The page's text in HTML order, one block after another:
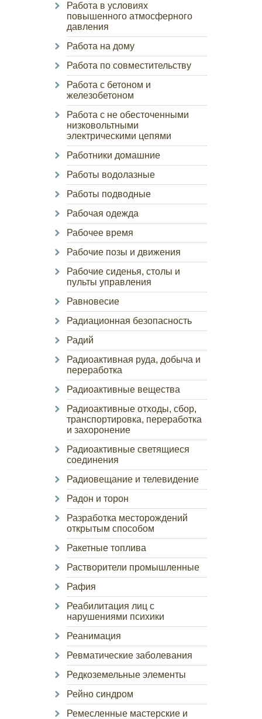
Работа в условиях
повышенного атмосферного
давления
Работа на дому
Работа по совместительству
Работа с бетоном и
железобетоном
Работа с не обесточенными
низковольтными
электрическими цепями
Работники домашние
Работы водолазные
Работы подводные
Рабочая одежда
Рабочее время
Рабочие позы и движения
Рабочие сиденья, столы и
пульты управления
Равновесие
Радиационная безопасность
Радий
Радиоактивная руда, добыча и
переработка
Радиоактивные вещества
Радиоактивные отходы, сбор,
транспортировка, переработка
и захоронение
Радиоактивные светящиеся
соединения
Радиовещание и телевидение
Радон и торон
Разработка месторождений
открытым способом
Ракетные топлива
Растворители промышленные
Рафия
Реабилитация лиц с
нарушениями психики
Реанимация
Ревматические заболевания
Редкоземельные элементы
Рейно синдром
Ремесленные мастерские и